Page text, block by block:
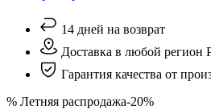
14 дней на возврат
Доставка в любой регион
Гарантия качества от
% Летняя распродажа-20%